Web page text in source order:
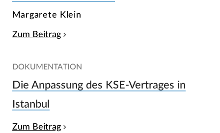
Margarete Klein
Zum Beitrag
DOKUMENTATION
Die Anpassung des KSE-Vertrages in
Istanbul
Zum Beitrag